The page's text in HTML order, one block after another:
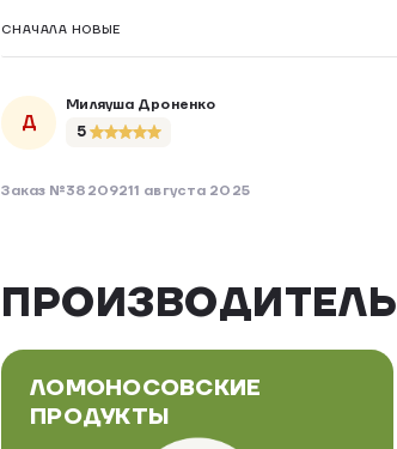
СНАЧАЛА НОВЫЕ
Д
Миляуша Дроненко
5
Заказ №38209211 августа 2025
ПРОИЗВОДИТЕЛЬ
ЛОМОНОСОВСКИЕ
ПРОДУКТЫ